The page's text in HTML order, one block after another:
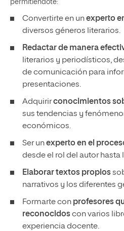
permitiéndote:
Convertirte en unexperto
diversos géneros literarios.
Redactar de manera
literarios y periodísticos,
de comunicación para
presentaciones.
Adquirirconocimientos
sus tendencias y
económicos.
Ser unexperto en el
desde el rol del autor hasta
Elaborar textos propios
narrativos y los diferentes
Formarte con profesores
reconocidoscon varios
experiencia docente.